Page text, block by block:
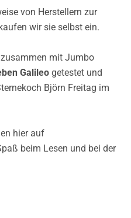
von Herstellern zur
wir sie selbst ein.
mit Jumbo
Galileo getestet und
Björn Freitag im
hier auf
beim Lesen und bei der